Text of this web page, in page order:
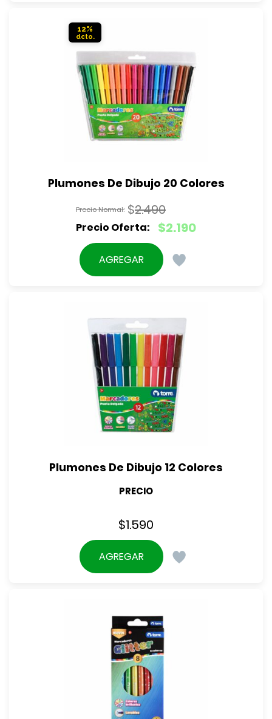
12%
Plumones De Dibujo 20 Colores
$2.490
El
precio
original
$2.190
El
precio
actual
AGREGAR
Plumones De Dibujo 12 Colores
PRECIO
$1.590
AGREGAR